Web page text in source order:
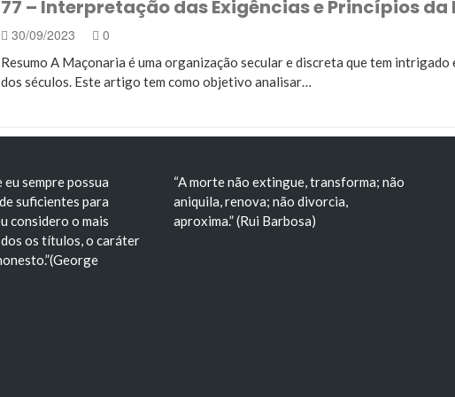
Análise Crítica, Impactos e Consequências…
77 – Interpretação das Exigências e Princípios
30/09/2023 0
Resumo A Maçonaria é uma organização secular e discreta que tem
dos séculos. Este artigo tem como objetivo analisar…
eu sempre possua
suficientes para
considero o mais
os títulos, o caráter
“A morte não extingue, transforma; não
aniquila, renova; não divorcia,
aproxima.” (Rui Barbosa)